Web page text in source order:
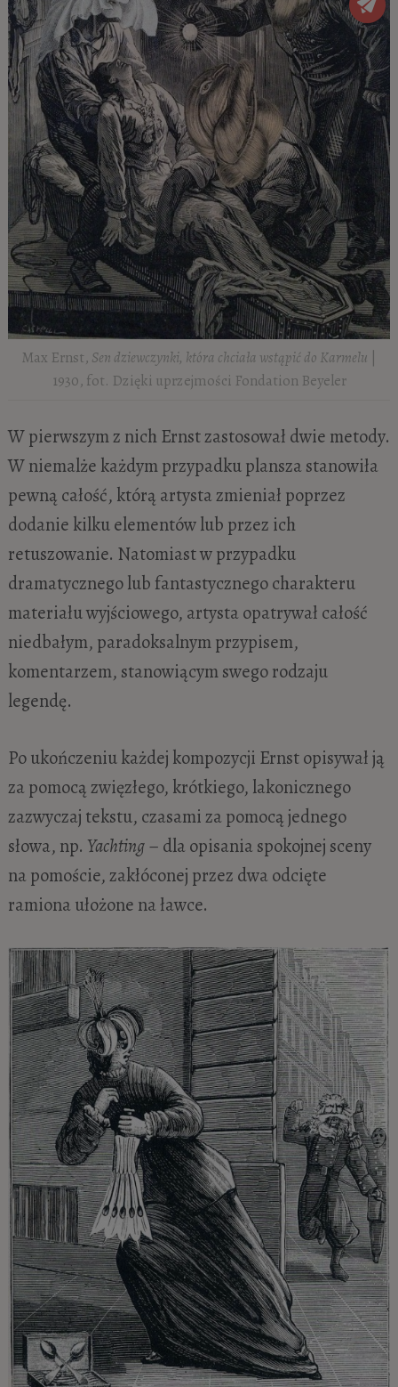
Max Ernst, Sen dziewczynki, która chciała wstąpić do Karmelu
1930, fot. Dzięki uprzejmości Fondation Beyeler
W pierwszym z nich Ernst zastosował dwie metody.
W niemalże każdym przypadku plansza stanowiła
pewną całość, którą artysta zmieniał poprzez
dodanie kilku elementów lub przez ich
retuszowanie. Natomiast w przypadku
dramatycznego lub fantastycznego charakteru
materiału wyjściowego, artysta opatrywał całość
niedbałym, paradoksalnym przypisem,
komentarzem, stanowiącym swego rodzaju
legendę.
Po ukończeniu każdej kompozycji Ernst opisywał ją
za pomocą zwięzłego, krótkiego, lakonicznego
zazwyczaj tekstu, czasami za pomocą jednego
słowa, np. Yachting– dla opisania spokojnej sceny
na pomoście, zakłóconej przez dwa odcięte
ramiona ułożone na ławce.